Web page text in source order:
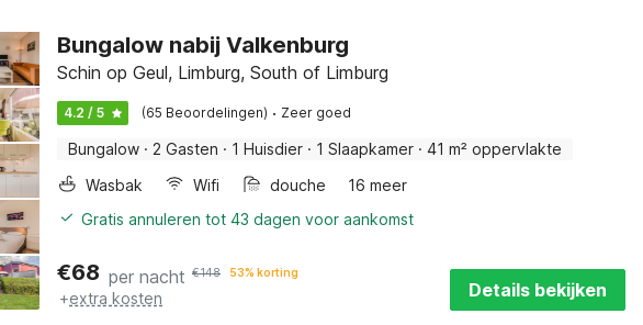
Bungalow nabij Valkenburg
Schin op Geul, Limburg, South of Limburg
4.2 / 5 (65 Beoordelingen) · Zeer goed
Bungalow · 2 Gasten · 1 Huisdier · 1 Slaapkamer · 41 m² oppervlakte
Wasbak
Wifi douche
16 meer
Gratis annuleren tot 43 dagen voor aankomst
€68 per nacht €148 53% korting
+extra kosten Details bekijken